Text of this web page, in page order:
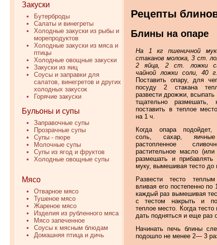
Закуски
Бутерброды
Салаты и винегреты
Холодные закуски из рыбы и
морепродуктов
Холодные закуски из мяса и
птицы
Холодные овощные закуски
Закуски из яиц
Соусы и заправки для
салатов, винегретов и других
холодных закусок
Горячие закуски
Бульоны и супы
Заправочные супы
Прозрачные супы
Супы - пюре
Молочные супы
Супы из ягод и фруктов
Холодные овощные супы
Мясо
Отварное мясо
Тушеное мясо
Жареное мясо
Изделия из рубленного мяса
Мясо запеченное
Соусы к мясным блюдам
Домашняя птица и дичь
Рецепты
Блины на опаре
На 1 кг пшеничной
стаканов молока, 3 ст.
2 яйца, 2 ст. ложки
чайной ложки соли, 40
Поставить опару, для
посуду 2 стакана
развести дрожжи, всыпать
тщательно размешать,
поставить в теплое
на 1 ч.
Когда опара подойдет,
соль, сахар,
растопленное
растительное масло (или
размешать и прибавлять
муку, вымешивая тесто до
Развести тесто
вливая его постепенно по
каждый раз вымешивая
с тестом накрыть и
теплое место. Когда
дать подняться и еще раз
Начинать печь блины
подошло не менее 2— 3